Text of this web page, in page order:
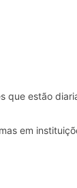
que estão
em